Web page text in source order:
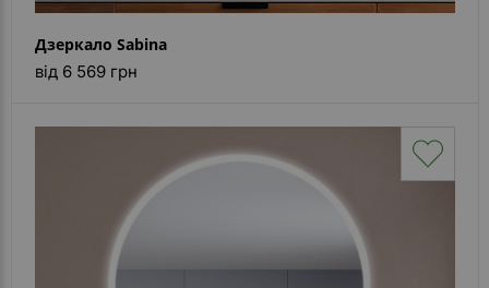
Дзеркало Sabina
від 6 569 грн